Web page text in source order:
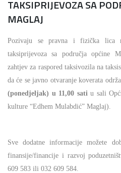
TAKSIPRIJEVOZA SA
MAGLAJ
Pozivaju se pravna i fizička lica
taksiprijevoza sa područja općine
zahtjev za raspored taksivozila na
da će se javno otvaranje koverata
(ponedjeljak) u 11,00 sati u sali
kulture “Edhem Mulabdić” Maglaj).
Sve dodatne informacije možete
finansije/financije i razvoj
609 583 ili 032 609 584.